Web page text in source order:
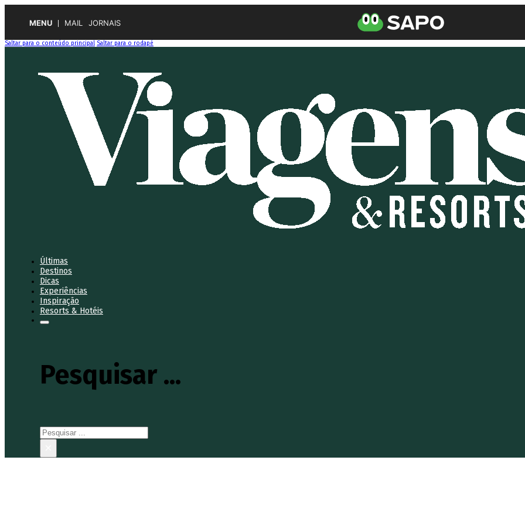
MENU MAIL JORNAIS
Saltar para o conteúdo principal Saltar para o rodapé
Últimas
Destinos
Dicas
Experiências
Inspiração
Resorts & Hotéis
Pesquisar ...
Pesquisar